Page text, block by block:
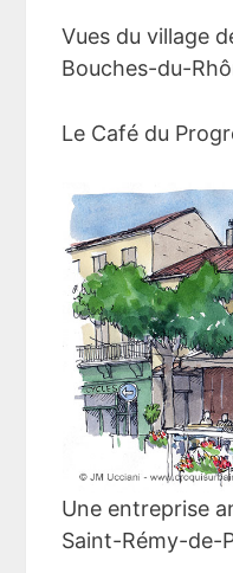
Vues du village
Bouches-du-
Le Café du
Une entreprise
Saint-Rémy-de-